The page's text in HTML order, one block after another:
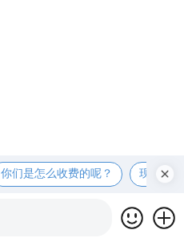
你们是怎么收费的呢？ 现在有